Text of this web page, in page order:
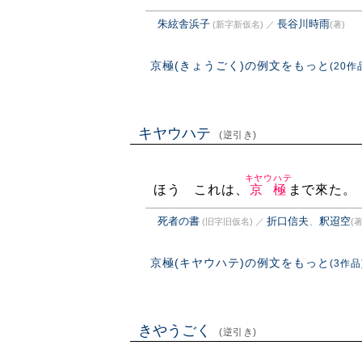
朱絃舎浜子 (新字新仮名) ／ 長谷川時雨(著)
京極(きょうごく)の例文をもっと (20作
キヤウハテ (逆引き)
ほう これは、 京極
キヤウハテ
まで來た。
死者の書 (旧字旧仮名) ／ 折口信夫、 釈迢空(
京極(キヤウハテ)の例文をもっと (3作
きやうごく (逆引き)